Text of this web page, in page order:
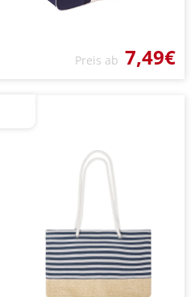
Preis ab 7,49€